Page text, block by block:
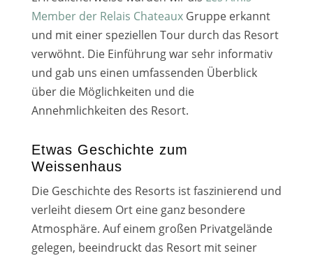
Member der Relais ChateauxGruppe erkannt
und mit einer spe­zi­el­len Tour durch das Resort
ver­wöhnt. Die Einführung war sehr infor­ma­tiv
und gab uns einen umfas­sen­den Überblick
über die Möglichkeiten und die
Annehmlichkeiten des Resort.
Etwas Geschichte zum
Weissenhaus
Die Geschichte des Resorts ist fas­zi­nie­rend und
ver­leiht die­sem Ort eine ganz beson­de­re
Atmosphäre. Auf einem gro­ßen Privatgelände
gele­gen, beein­druckt das Resort mit sei­ner